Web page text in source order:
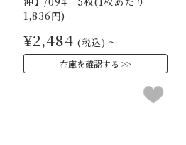
1,836円)
¥2,484 (税込) ～
在庫を確認する